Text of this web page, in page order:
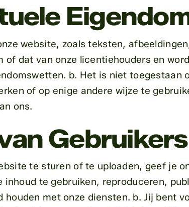
website, zoals teksten,
of dat van onze licentiehouders en
b. Het is niet toegestaan
of op enige andere wijze te
ons.
Gebruikers
te sturen of te uploaden, geef je
inhoud te gebruiken, reproduceren,
houden met onze diensten. b. Jij bent